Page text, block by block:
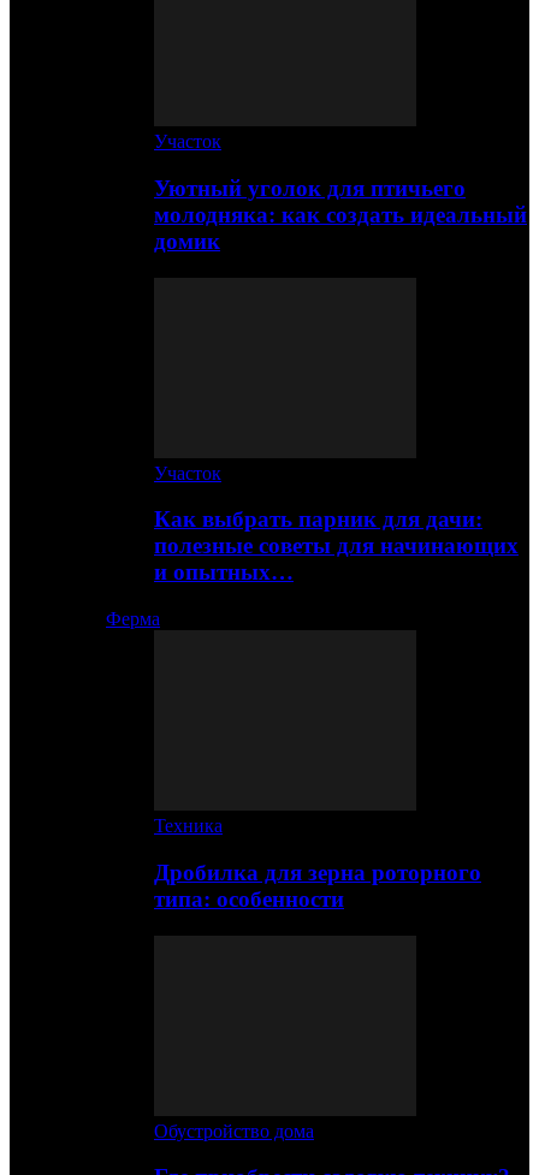
Участок
Уютный уголок для птичьего
молодняка: как создать идеальный
домик
Участок
Как выбрать парник для дачи:
полезные советы для начинающих
и опытных…
Ферма
Техника
Дробилка для зерна роторного
типа: особенности
Обустройство дома